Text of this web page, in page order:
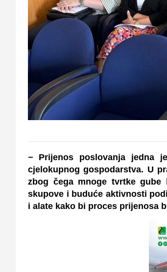
– Prijenos poslovanja jedna
cjelokupnog gospodarstva. U
zbog čega mnoge tvrtke
skupove i buduće aktivnosti
i alate kako bi proces prijenosa